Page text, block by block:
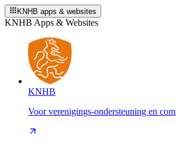
KNHB apps & websites
KNHB Apps & Websites
KNHB
Voor verenigings-ondersteuning en